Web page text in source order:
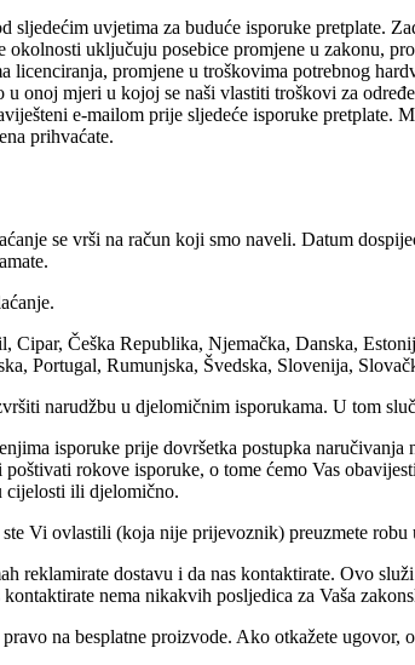
uvjetima za buduće isporuke pretplate.
uključuju posebice promjene u zakonu,
promjene u troškovima potrebnog
onoj mjeri u kojoj se naši vlastiti troškovi za
e-mailom prije sljedeće isporuke pretplate.
prihvaćate.
se vrši na račun koji smo naveli. Datum
Češka Republika, Njemačka, Danska,
Portugal, Rumunjska, Švedska, Slovenija,
narudžbu u djelomičnim isporukama. U tom
isporuke prije dovršetka postupka
rokove isporuke, o tome ćemo Vas
cijelosti ili djelomično.
Vi ovlastili (koja nije prijevoznik) preuzmete robu
reklamirate dostavu i da nas kontaktirate. Ovo
nema nikakvih posljedica za Vaša
na besplatne proizvode. Ako otkažete ugovor,